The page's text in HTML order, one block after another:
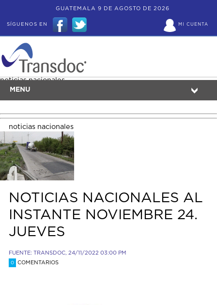
GUATEMALA 9 DE AGOSTO DE 2026
MI CUENTA
SÍGUENOS EN
MENU
noticias nacionales
noticias nacionales
NOTICIAS NACIONALES AL
INSTANTE NOVIEMBRE 24.
JUEVES
FUENTE: TRANSDOC, 24/11/2022 03:00 PM
0 COMENTARIOS